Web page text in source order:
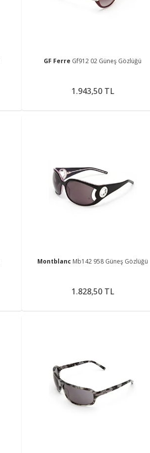
GF Ferre Gf912 02 Güneş Gözlüğü
1.943,50 TL
Montblanc Mb142 958 Güneş Gözlüğü
1.828,50 TL